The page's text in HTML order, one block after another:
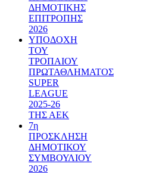
ΔΗΜΟΤΙΚΗΣ
ΕΠΙΤΡΟΠΗΣ
2026
ΥΠΟΔΟΧΗ
ΤΟΥ
ΤΡΟΠΑΙΟΥ
ΠΡΩΤΑΘΛΗΜΑΤΟΣ
SUPER
LEAGUE
2025-26
ΤΗΣ ΑΕΚ
7η
ΠΡΟΣΚΛΗΣΗ
ΔΗΜΟΤΙΚΟΥ
ΣΥΜΒΟΥΛΙΟΥ
2026